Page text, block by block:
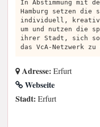
In Abstimmung mit
Hamburg setzen die
individuell, kreativ
um und nutzen die
ihrer Stadt, sich
das VcA-Netzwerk
Adresse: Erfurt
Webseite
Stadt: Erfurt